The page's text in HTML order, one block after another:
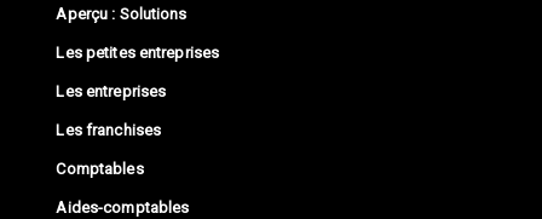
Aperçu : Solutions
Les petites entreprises
Les entreprises
Les franchises
Comptables
Aides-comptables